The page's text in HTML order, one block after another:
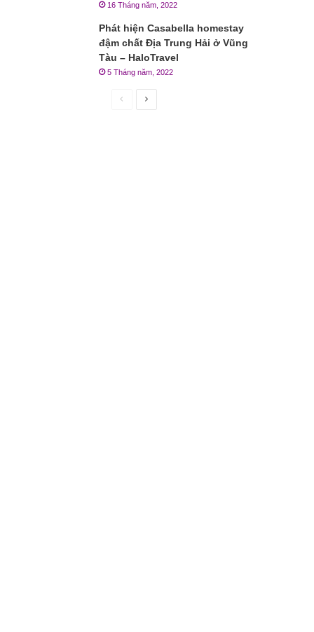
16 Tháng năm, 2022
Phát hiện Casabella homestay
đậm chất Địa Trung Hải ở Vũng
Tàu – HaloTravel
5 Tháng năm, 2022
Trang